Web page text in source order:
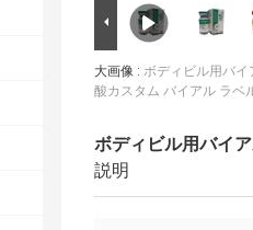
大画像 : ボディビル用バイ
酸カスタム バイアル ラベ
ボディビル用バイ
説明